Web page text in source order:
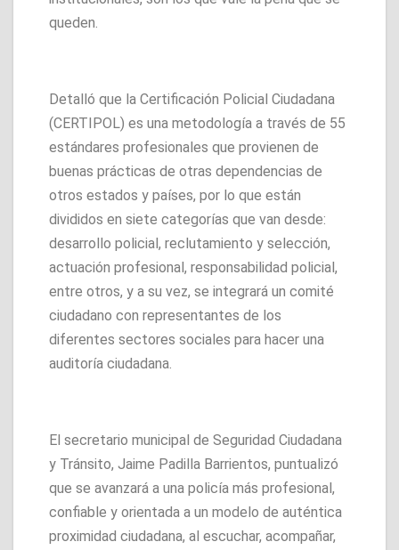
queden.
Detalló que la Certificación Policial Ciudadana
(CERTIPOL) es una metodología a través de 55
estándares profesionales que provienen de
buenas prácticas de otras dependencias de
otros estados y países, por lo que están
divididos en siete categorías que van desde:
desarrollo policial, reclutamiento y selección,
actuación profesional, responsabilidad policial,
entre otros, y a su vez, se integrará un comité
ciudadano con representantes de los
diferentes sectores sociales para hacer una
auditoría ciudadana.
El secretario municipal de Seguridad Ciudadana
y Tránsito, Jaime Padilla Barrientos, puntualizó
que se avanzará a una policía más profesional,
confiable y orientada a un modelo de auténtica
proximidad ciudadana, al escuchar, acompañar,